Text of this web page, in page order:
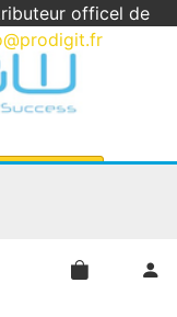
officel de